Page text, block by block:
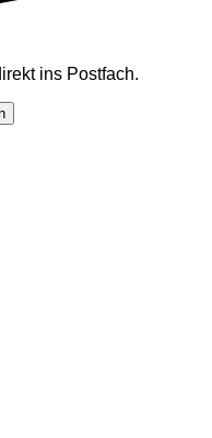
ins Postfach.